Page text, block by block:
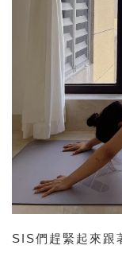
SIS們趕緊起來跟